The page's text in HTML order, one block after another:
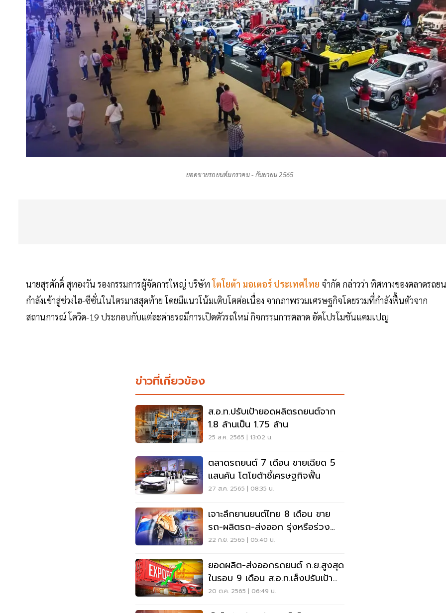
ยอดขายรถยนต์มกราคม - กันยายน 2565
นายสุรศักดิ์ สุทองวัน รองกรรมการผู้จัดการใหญ่ บริษัทโตโยต้า มอเตอร์ ประเทศไทย จำกัด กล่าวว่า ทิศทางของตลาดรถย
กำลังเข้าสู่ช่วงไฮ-ซีซั่นในไตรมาสสุดท้าย โดยมีแนวโน้มเติบโตต่อเนื่อง จากภาพรวมเศรษฐกิจโดยรวมที่กำลังฟื้นตัวจาก
สถานการณ์ โควิด-19 ประกอบกับแต่ละค่ายรถมีการเปิดตัวรถใหม่ กิจกรรมการตลาด อัดโปรโมชันแคมเปญ
ข่าวที่เกี่ยวข้อง
ส.อ.ท.ปรับเป้ายอดผลิตรถยนต์จาก
1.8 ล้านเป็น 1.75 ล้าน
25 ส.ค. 2565 | 13:02 น.
ตลาดรถยนต์ 7 เดือน ขายเฉียด 5
แสนคัน โตโยต้าชี้เศรษฐกิจฟื้น
27 ส.ค. 2565 | 08:35 น.
เจาะลึกยานยนต์ไทย 8 เดือน ขาย
รถ-ผลิตรถ-ส่งออก รุ่งหรือร่วง
เช็คที่นี่
22 ก.ย. 2565 | 05:40 น.
ยอดผลิต-ส่งออกรถยนต์ ก.ย.สูงสุด
ในรอบ 9 เดือน ส.อ.ท.เล็งปรับเป้า
ใหม่ต.ค.นี้
20 ต.ค. 2565 | 06:49 น.